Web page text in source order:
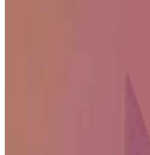
Televizyon Kanal Ayarları
Televizyon kanal ayarlarını doğru